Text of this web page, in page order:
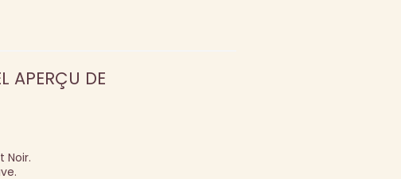
APERÇU DE
Noir.